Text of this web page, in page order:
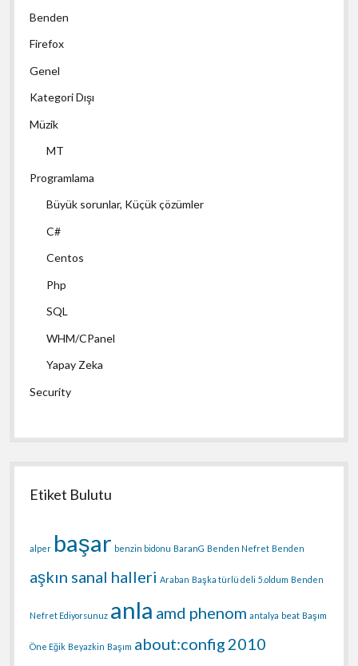
Benden
Firefox
Genel
Kategori Dışı
Müzik
MT
Programlama
Büyük sorunlar, Küçük çözümler
C#
Centos
Php
SQL
WHM/CPanel
Yapay Zeka
Security
Etiket Bulutu
alper başar benzin bidonu BaranG Benden Nefret Benden
aşkın sanal halleri Araban Başka türlü deli 5.oldum Benden
Nefret Ediyorsunuz anla amd phenom antalya beat Başım
Öne Eğik Beyazkin Başım about:config 2010